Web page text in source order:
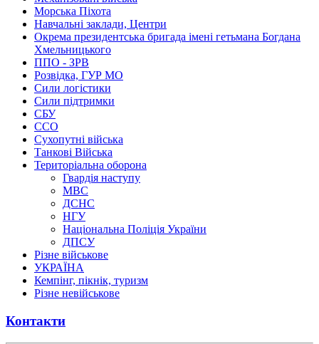
Морська Піхота
Навчальні заклади, Центри
Окрема президентська бригада імені гетьмана Богдана
Хмельницького
ППО - ЗРВ
Розвідка, ГУР МО
Сили логістики
Сили підтримки
СБУ
ССО
Сухопутні війська
Танкові Війська
Територіальна оборона
Гвардія наступу
МВС
ДСНС
НГУ
Національна Поліція України
ДПСУ
Різне військове
УКРАЇНА
Кемпінг, пікнік, туризм
Різне невійськове
Контакти